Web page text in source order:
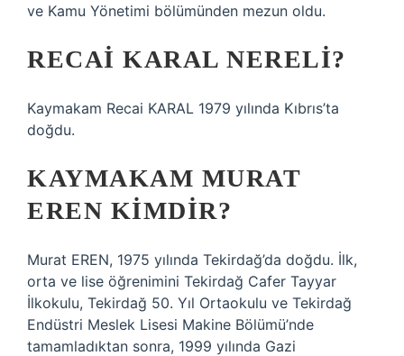
ve Kamu Yönetimi bölümünden mezun oldu.
RECAI KARAL NERELI?
Kaymakam Recai KARAL 1979 yılında Kıbrıs’ta
doğdu.
KAYMAKAM MURAT
EREN KIMDIR?
Murat EREN, 1975 yılında Tekirdağ’da doğdu. İlk,
orta ve lise öğrenimini Tekirdağ Cafer Tayyar
İlkokulu, Tekirdağ 50. Yıl Ortaokulu ve Tekirdağ
Endüstri Meslek Lisesi Makine Bölümü’nde
tamamladıktan sonra, 1999 yılında Gazi